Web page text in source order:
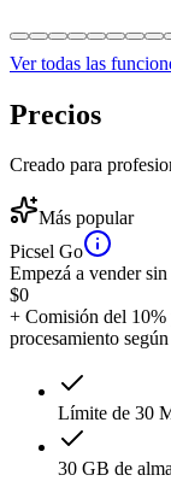
Ver todas las
Precios
Creado para
Más popular
Picsel Go
Empezá a vender
$0
+ Comisión del 10%
procesamiento
Límite de 30
30 GB de